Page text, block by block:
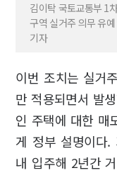
김이탁 국토교통부 1
구역 실거주 의무 유
기자
이번 조치는 실거
만 적용되면서 발
인 주택에 대한 매
게 정부 설명이다.
내 입주해 2년간